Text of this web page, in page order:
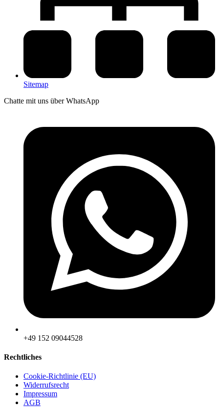
Sitemap
Chatte mit uns über WhatsApp
‪+49 152 09044528
Rechtliches
Cookie-Richtlinie (EU)
Widerrufsrecht
Impressum
AGB